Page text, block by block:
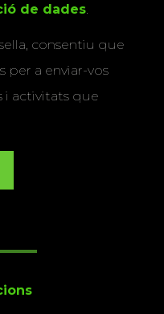
de dades.
consentiu que
per a enviar-vos
i activitats que